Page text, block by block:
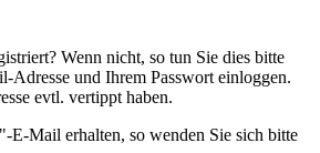
Wenn nicht, so tun Sie dies bitte
Adresse und Ihrem Passwort einloggen.
evtl. vertippt haben.
E-Mail erhalten, so wenden Sie sich bitte